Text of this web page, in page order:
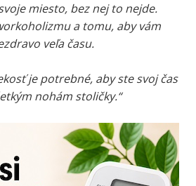
miesto, bez nej to nejde.
a tomu, aby vám
veľa času.
je potrebné, aby ste svoj čas
nohám stoličky.“